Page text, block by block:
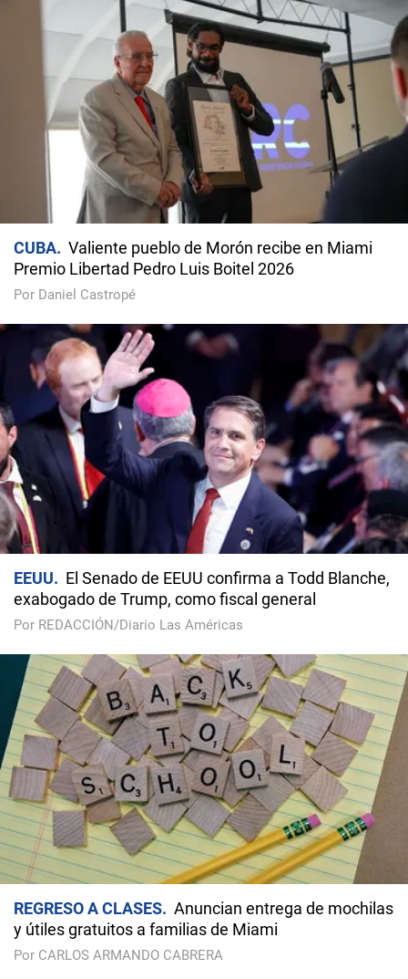
CUBA
Valiente pueblo de Morón recibe en Miami
Premio Libertad Pedro Luis Boitel 2026
Por Daniel Castropé
EEUU
El Senado de EEUU confirma a Todd Blanche,
exabogado de Trump, como fiscal general
Por REDACCIÓN/Diario Las Américas
REGRESO A CLASES
Anuncian entrega de mochilas
y útiles gratuitos a familias de Miami
Por CARLOS ARMANDO CABRERA